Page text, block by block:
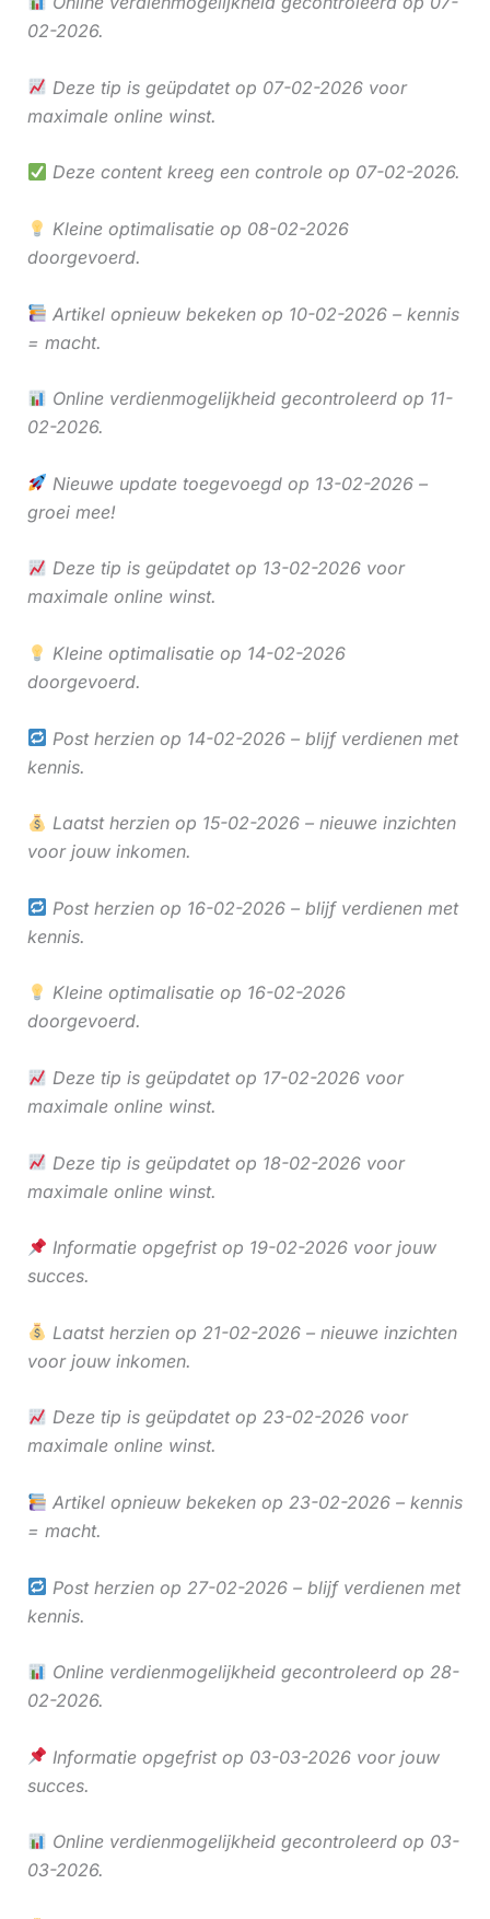
02-2026.
Deze tip is geüpdatet op 07-02-2026 voor
maximale online winst.
Deze content kreeg een controle op 07-02-2026.
Kleine optimalisatie op 08-02-2026
doorgevoerd.
Artikel opnieuw bekeken op 10-02-2026 – kennis
= macht.
Online verdienmogelijkheid gecontroleerd op 11-
02-2026.
Nieuwe update toegevoegd op 13-02-2026 –
groei mee!
Deze tip is geüpdatet op 13-02-2026 voor
maximale online winst.
Kleine optimalisatie op 14-02-2026
doorgevoerd.
Post herzien op 14-02-2026 – blijf verdienen met
kennis.
Laatst herzien op 15-02-2026 – nieuwe inzichten
voor jouw inkomen.
Post herzien op 16-02-2026 – blijf verdienen met
kennis.
Kleine optimalisatie op 16-02-2026
doorgevoerd.
Deze tip is geüpdatet op 17-02-2026 voor
maximale online winst.
Deze tip is geüpdatet op 18-02-2026 voor
maximale online winst.
Informatie opgefrist op 19-02-2026 voor jouw
succes.
Laatst herzien op 21-02-2026 – nieuwe inzichten
voor jouw inkomen.
Deze tip is geüpdatet op 23-02-2026 voor
maximale online winst.
Artikel opnieuw bekeken op 23-02-2026 – kennis
= macht.
Post herzien op 27-02-2026 – blijf verdienen met
kennis.
Online verdienmogelijkheid gecontroleerd op 28-
02-2026.
Informatie opgefrist op 03-03-2026 voor jouw
succes.
Online verdienmogelijkheid gecontroleerd op 03-
03-2026.